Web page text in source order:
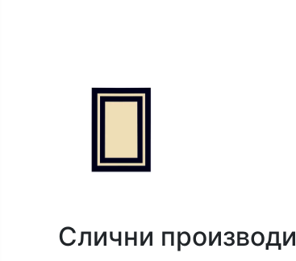
Слични производи